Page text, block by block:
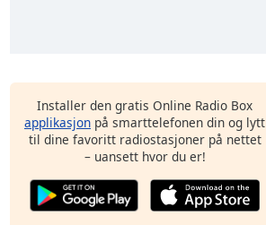
Installer den gratis Online Radio Box
applikasjon på smarttelefonen din og lytt
til dine favoritt radiostasjoner på nettet
– uansett hvor du er!